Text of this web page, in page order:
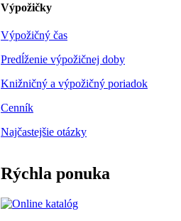
Výpožičky
Výpožičný čas
Predĺženie výpožičnej doby
Knižničný a výpožičný poriadok
Cenník
Najčastejšie otázky
Rýchla ponuka